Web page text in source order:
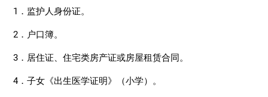
1．监护人身份证。
2．户口簿。
3．居住证、住宅类房产证或房屋租赁合同。
4．子女《出生医学证明》（小学）。